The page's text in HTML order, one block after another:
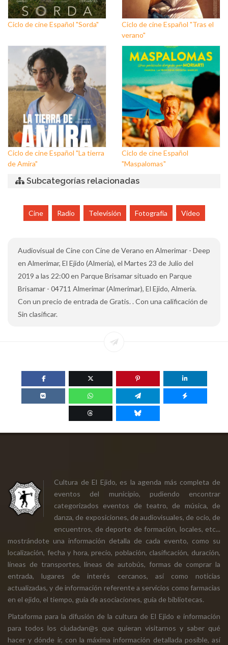
Ciclo de cine Español "Sorda"
Ciclo de cine Español "Tras el
verano"
Ciclo de cine Español "La tierra
de Amira"
Ciclo de cine Español
"Maspalomas"
Subcategorías relacionadas
Cine Radio Televisión Fotografía Vídeo
Audiovisual de Cine con Cine de Verano en Almerimar - Deep
en Almerimar, El Ejido (Almería), el Martes 23 de Julio del
2019 a las 22:00 en Parque Brisamar situado en Parque
Brisamar - 04711 Almerimar (Almerimar), El Ejido, Almería.
Con un precio de entrada de Gratis. . Con una calificación de
Sin clasificar.
Cultura de El Ejido, es la agenda más completa de
eventos del municipio, pudiendo encontrar
categorizados eventos de teatro, de música, de
danza, de exposiciones, de audiovisuales, de ocio, de
encuentros, de deporte de formación, locales, etc...
mostrándote una información detalla de cada evento, como su
localización, fecha y hora, precio, población, clasificación, duración,
líneas de transportes, líneas de autobús, formas de comprar la
entrada, lugares de interés cercanos, así como noticias
actualizadas, y de información referente a servicios como farmacias
en el ejido, el tiempo, guía de asociaciones, guía de bibliotecas.
Plataforma para la difusión de la cultura de El Ejido e información
para todos los ciudadan@s que quieran visitarnos y saber qué
hacer y dónde ir, con la máxima información detallada posible, así